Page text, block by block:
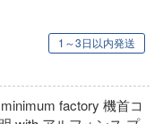
1～3日以内発送
factory 機首コ
のアトリエ
え!
ル
ニアチュアーズ(ビーバーコー